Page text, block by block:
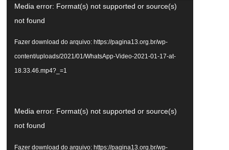
Tocador
de
Media error: Format(s) not supported or source(s)
not found
Fazer download do arquivo: https://pagina13.org.br/wp-
content/uploads/2021/01/WhatsApp-Video-2021-01-17-at-
18.33.46.mp4?_=1
Tocador
de
Media error: Format(s) not supported or source(s)
not found
Fazer download do arquivo: https://pagina13.org.br/wp-